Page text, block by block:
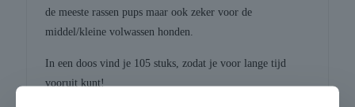
de meeste rassen pups maar ook zeker voor de
middel/kleine volwassen honden.
In een doos vind je 105 stuks, zodat je voor lange tijd
vooruit kunt!